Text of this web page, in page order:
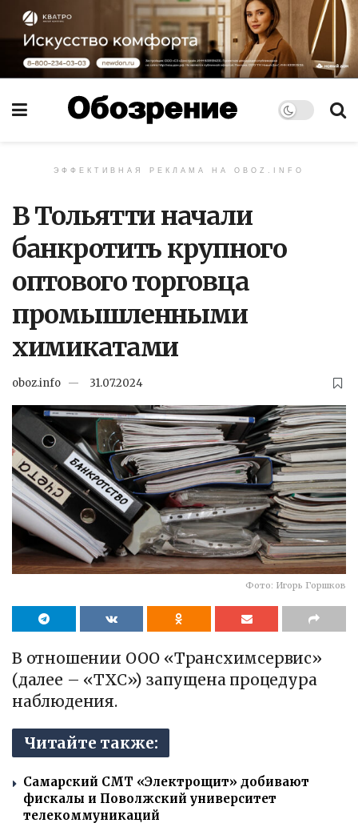
ЭФФЕКТИВНАЯ РЕКЛАМА НА OBOZ.INFO
В Тольятти начали
банкротить крупного
оптового торговца
промышленными
химикатами
oboz.info 31.07.2024
Фото: Игорь Горшков
В отношении ООО «Трансхимсервис»
(далее – «ТХС») запущена процедура
наблюдения.
Читайте также:
Самарский СМТ «Электрощит» добивают
фискалы и Поволжский университет
телекоммуникаций